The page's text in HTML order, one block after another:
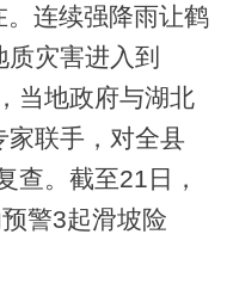
连续强降雨让鹤
灾害进入到
当地政府与湖北
家联手，对全县
查。截至21日，
警3起滑坡险